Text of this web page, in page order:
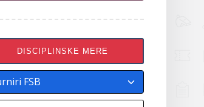
DISCIPLINSKE MERE